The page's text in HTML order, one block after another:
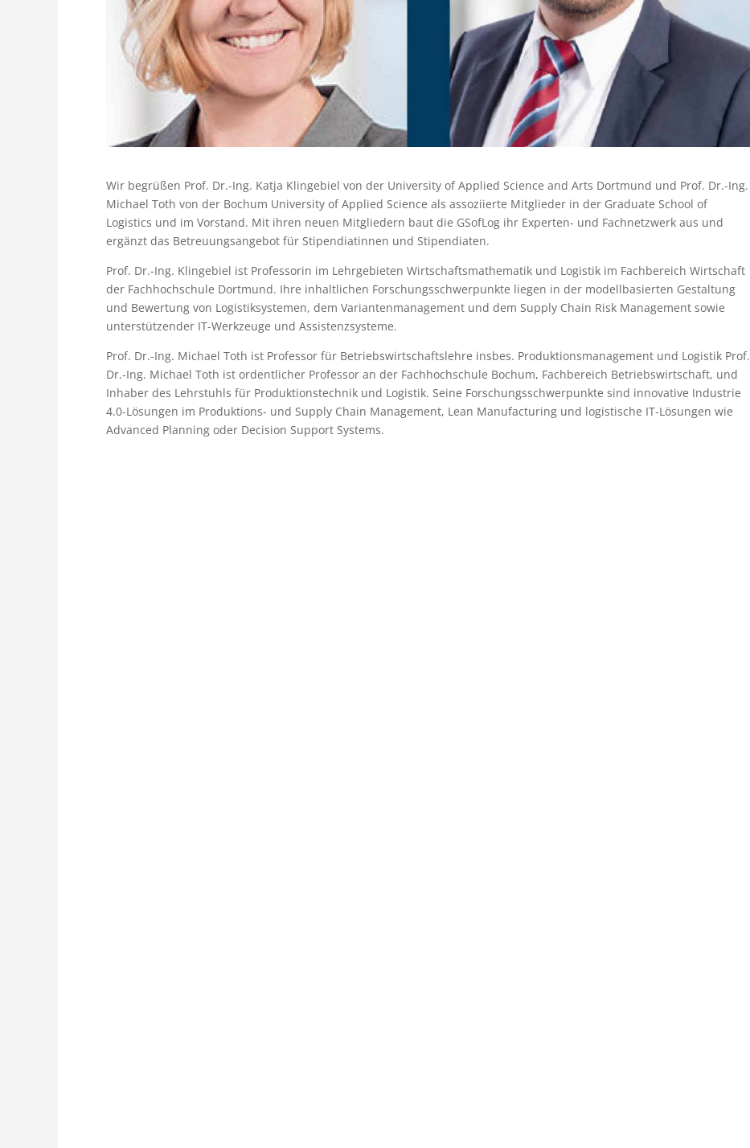
Wir begrüßen Prof. Dr.-Ing. Katja Klingebiel von der University of Applied Science and Arts Dortmund und Prof. Dr.-Ing.
Michael Toth von der Bochum University of Applied Science als assoziierte Mitglieder in der Graduate School of
Logistics und im Vorstand. Mit ihren neuen Mitgliedern baut die GSofLog ihr Experten- und Fachnetzwerk aus und
ergänzt das Betreuungsangebot für Stipendiatinnen und Stipendiaten.
Prof. Dr.-Ing. Klingebiel ist Professorin im Lehrgebieten Wirtschaftsmathematik und Logistik im Fachbereich Wirtschaft
der Fachhochschule Dortmund. Ihre inhaltlichen Forschungsschwerpunkte liegen in der modellbasierten Gestaltung
und Bewertung von Logistiksystemen, dem Variantenmanagement und dem Supply Chain Risk Management sowie
unterstützender IT-Werkzeuge und Assistenzsysteme.
Prof. Dr.-Ing. Michael Toth ist Professor für Betriebswirtschaftslehre insbes. Produktionsmanagement und Logistik Prof.
Dr.-Ing. Michael Toth ist ordentlicher Professor an der Fachhochschule Bochum, Fachbereich Betriebswirtschaft, und
Inhaber des Lehrstuhls für Produktionstechnik und Logistik. Seine Forschungsschwerpunkte sind innovative Industrie
4.0-Lösungen im Produktions- und Supply Chain Management, Lean Manufacturing und logistische IT-Lösungen wie
Advanced Planning oder Decision Support Systems.